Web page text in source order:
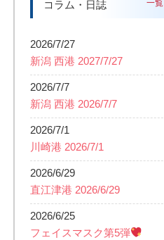
コラム・日誌 一覧
2026/7/27
新潟 西港 2027/7/27
2026/7/7
新潟 西港 2026/7/7
2026/7/1
川崎港 2026/7/1
2026/6/29
直江津港 2026/6/29
2026/6/25
フェイスマスク第5弾